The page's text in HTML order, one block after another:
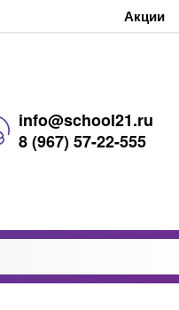
Акции
info@school21.ru
8 (967) 57-22-555